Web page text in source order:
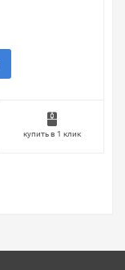
купить в 1 клик